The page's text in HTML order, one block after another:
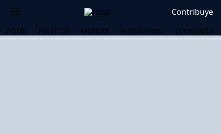
Contribuye
HOME POLÍTICA MUNDO PERIODISMO ECONOMÍA